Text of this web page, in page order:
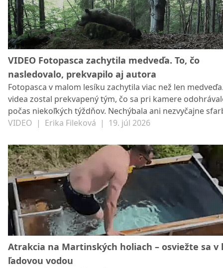
VIDEO Fotopasca zachytila medveďa. To, čo
nasledovalo, prekvapilo aj autora
Fotopasca v malom lesíku zachytila viac než len
videa zostal prekvapený tým, čo sa pri kamere
počas niekoľkých týždňov. Nechýbala ani nezvyčajne
laň či jazvece.
VIDEO | Erika Fileková | 19. júl 2026
Atrakcia na Martinských holiach – osviežte sa v
ľadovou vodou